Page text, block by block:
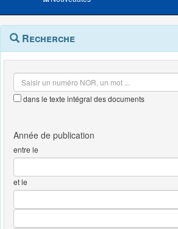
Navigation
outils
Menu
contextuel
Recherche
dans le texte intégral des documents
entre le
et le